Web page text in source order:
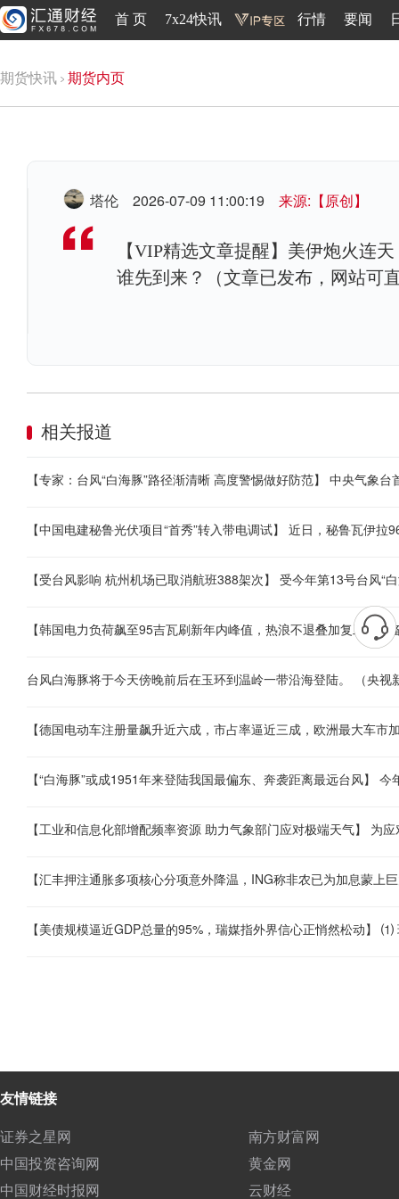
首 页 7x24快讯 行情 要闻
期货快讯 期货内页
塔伦 2026-07-09 11:00:19 来源:【原创】
【VIP精选文章提醒】美伊炮火连
谁先到来？（文章已发布，网站可
相关报道
台风白海豚将于今天傍晚前后在玉环到温岭一带沿海登陆。 （央视
友情链接
证券之星网
南方财富网
中国投资咨询网
黄金网
中国财经时报网
云财经